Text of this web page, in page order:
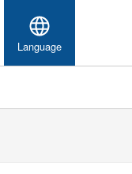
Language